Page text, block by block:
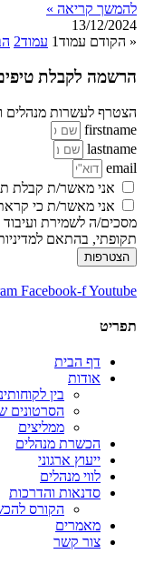
להמשך קריאה »
13/12/2024
« הקודם עמוד1 עמוד2
הרשמה לקבלת
הצטרף לעשרות מנהלים
firstname
lastname
email
אני מאשר/ת קבלת
אני מאשר/ת כי
מסכים/ה לשמירת ועיבוד
תקופתי, בהתאם
הצטרפות
Facebook-fYoutube
תפריט
דף הבית
אודות
בין
הסרטונים
ממליצים
הכשרת מנהלים
ייעוץ ארגוני
לווי מנהלים
סדנאות והדרכות
הקורס
מאמרים
צור קשר